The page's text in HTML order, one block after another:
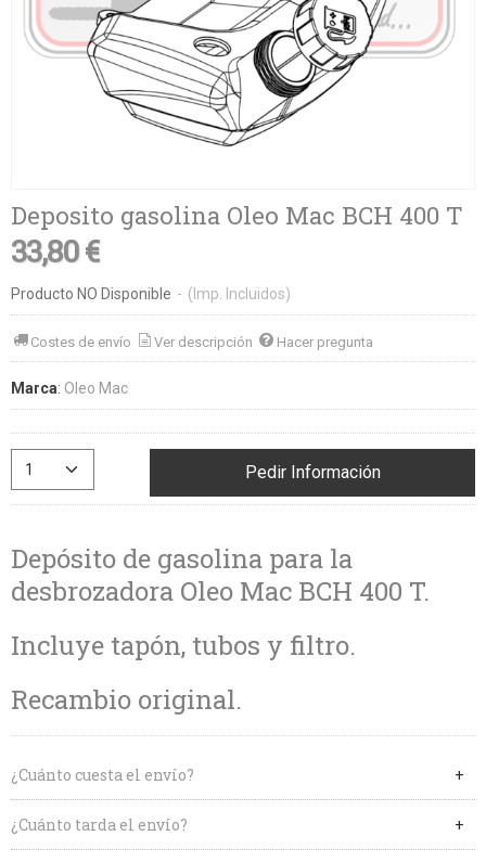
Deposito gasolina Oleo Mac BCH 400 T
33,80 €
Producto NO Disponible - (Imp. Incluidos)
Costes de envío Ver descripción Hacer pregunta
Marca: Oleo Mac
Pedir Información
Depósito de gasolina para la
desbrozadora Oleo Mac BCH 400 T.
Incluye tapón, tubos y filtro.
Recambio original.
¿Cuánto cuesta el envío?
¿Cuánto tarda el envío?